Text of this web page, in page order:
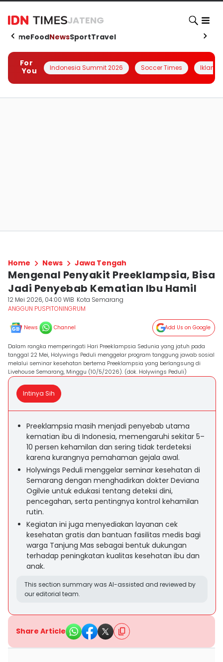
JATENG
HomeFoodNewsSportTravel
For
You
Indonesia Summit 2026 Soccer Times Iklanin
Home News Jawa Tengah
Mengenal Penyakit Preeklampsia, Bisa
Jadi Penyebab Kematian Ibu Hamil
12 Mei 2026, 04:00 WIB Kota Semarang
ANGGUN PUSPITONINGRUM
News Channel Add Us on Google
Dalam rangka memperingati Hari Preeklampsia Sedunia yang jatuh pada
tanggal 22 Mei, Holywings Peduli menggelar program tanggung jawab sosial
melalui seminar kesehatan bertema Preeklampsia yang berlangsung di
Livehouse Semarang, Minggu (10/5/2026). (dok. Holywings Peduli)
Intinya Sih
Preeklampsia masih menjadi penyebab utama
kematian ibu di Indonesia, memengaruhi sekitar 5–
10 persen kehamilan dan sering tidak terdeteksi
karena kurangnya pemahaman gejala awal.
Holywings Peduli menggelar seminar kesehatan di
Semarang dengan menghadirkan dokter Deviana
Ogilvie untuk edukasi tentang deteksi dini,
pencegahan, serta pentingnya kontrol kehamilan
rutin.
Kegiatan ini juga menyediakan layanan cek
kesehatan gratis dan bantuan fasilitas medis bagi
warga Tanjung Mas sebagai bentuk dukungan
terhadap peningkatan kualitas kesehatan ibu dan
anak.
This section summary was AI-assisted and reviewed by
our editorial team.
Share Article